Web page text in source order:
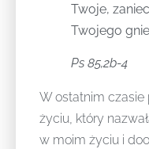
Twoje,
Twojego
Ps 85,2b-4
W ostatnim czasie
życiu, który
w moim życiu i